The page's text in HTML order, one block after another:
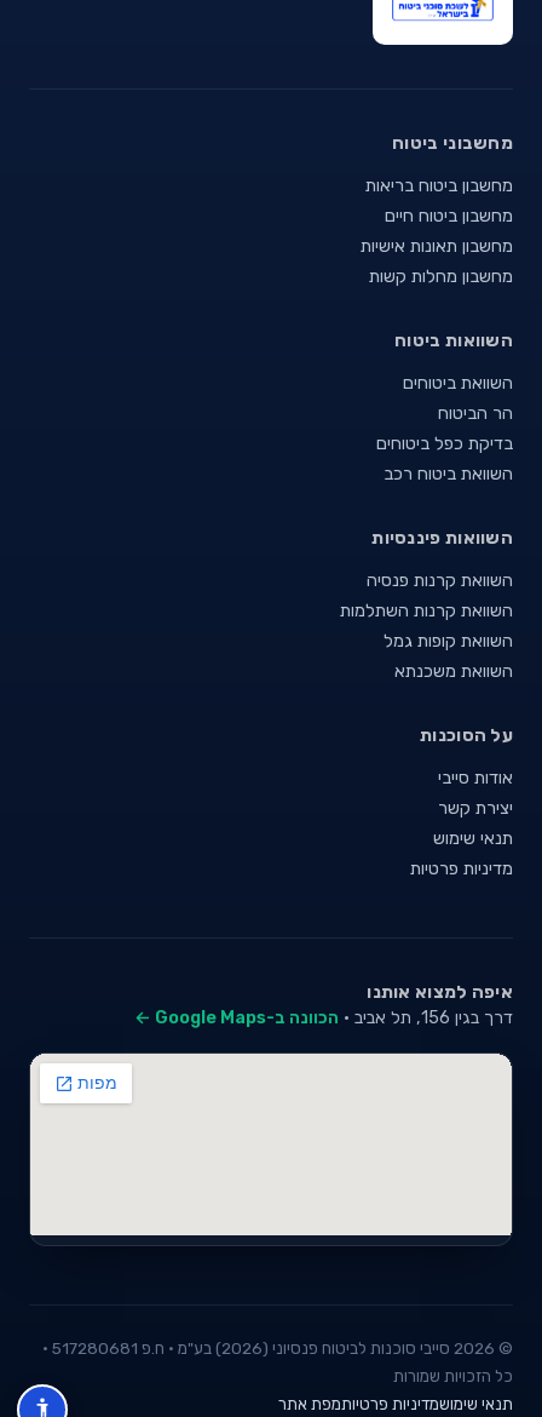
מחשבוני ביטוח
מחשבון ביטוח בריאות
מחשבון ביטוח חיים
מחשבון תאונות אישיות
מחשבון מחלות קשות
השוואות ביטוח
השוואת ביטוחים
הר הביטוח
בדיקת כפל ביטוחים
השוואת ביטוח רכב
השוואות פיננסיות
השוואת קרנות פנסיה
השוואת קרנות השתלמות
השוואת קופות גמל
השוואת משכנתא
על הסוכנות
אודות סייבי
יצירת קשר
תנאי שימוש
מדיניות פרטיות
איפה למצוא אותנו
דרך בגין 156, תל אביב · הכוונה ב-Google Maps ←
© 2026 סייבי סוכנות לביטוח פנסיוני (2026) בע"מ · ח.פ 517280681 ·
כל הזכויות שמורות
תנאי שימושמדיניות פרטיותמפת אתר